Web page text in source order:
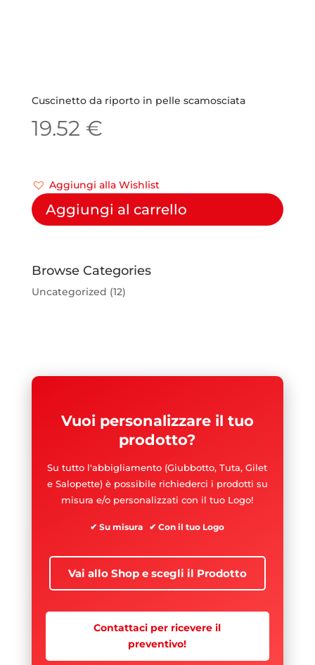
Cuscinetto da riporto in pelle scamosciata
19.52 €
Aggiungi alla Wishlist
Aggiungi al carrello
Browse Categories
Uncategorized (12)
Vuoi personalizzare il tuo
prodotto?
Su tutto l'abbigliamento (Giubbotto, Tuta, Gilet
e Salopette) è possibile richiederci i prodotti su
misura e/o personalizzati con il tuo Logo!
✔ Su misura ✔ Con il tuo Logo
Vai allo Shop e scegli il Prodotto
Contattaci per ricevere il
preventivo!